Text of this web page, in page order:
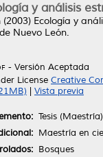
y análisis
(2003) Ecología y
Nuevo León.
- Versión Aceptada
License Creative
Vista previa
Tesis (Maestría)
Maestría en
Bosques